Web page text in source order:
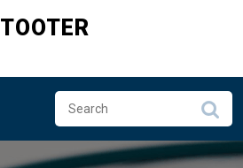
TOOTER